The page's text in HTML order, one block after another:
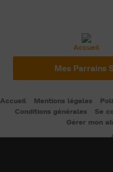
Accueil
Mes Parrains
Accueil Mentions légales
Conditions générales
Se
Gérer mon